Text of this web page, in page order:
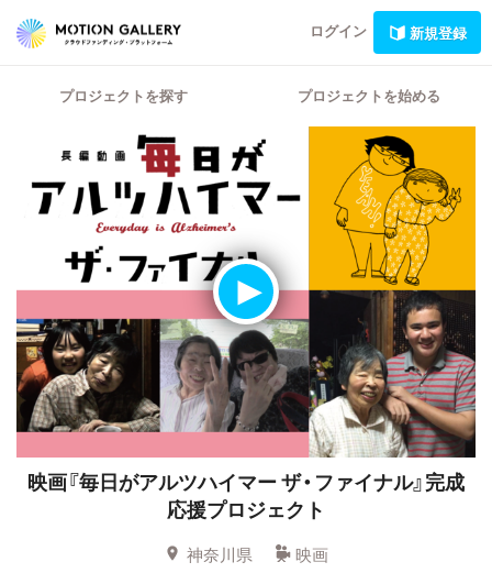
ログイン 新規登録
プロジェクトを探す プロジェクトを始める
映画『毎日がアルツハイマー ザ・ファイナル』完成
応援プロジェクト
神奈川県
映画